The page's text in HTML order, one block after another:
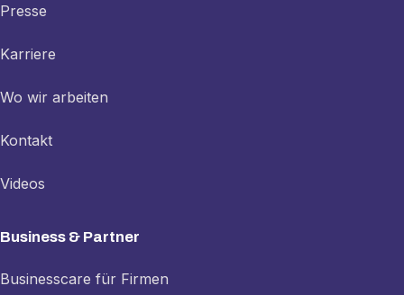
Presse
Karriere
Wo wir arbeiten
Kontakt
Videos
Business & Partner
Businesscare für Firmen